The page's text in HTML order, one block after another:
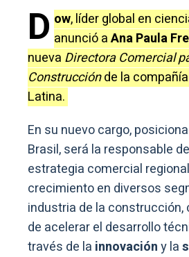
D ow, líder global en
anunció aAna Paula
nueva Directora Comercial
Construcciónde la
Latina.
En su nuevo cargo,
Brasil, será la responsable
estrategia comercial
crecimiento en diversos
industria de la construcción,
de acelerar el desarrollo
través de la innovacióny la